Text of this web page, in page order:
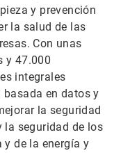
y prevención
la salud de las
Con unas
y 47.000
integrales
en datos y
la seguridad
la seguridad de los
de la energía y